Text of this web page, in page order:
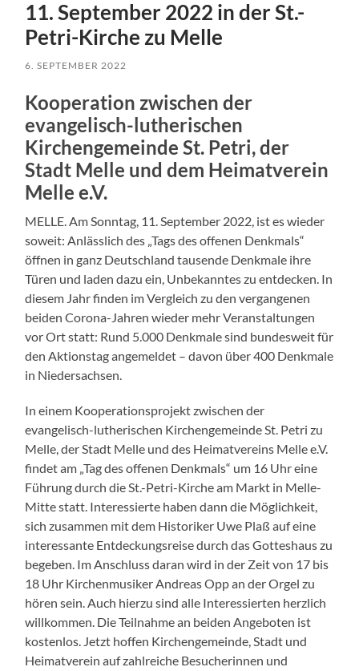
11. September 2022 in der St.-
Petri-Kirche zu Melle
6. SEPTEMBER 2022
Kooperation zwischen der
evangelisch-lutherischen
Kirchengemeinde St. Petri, der
Stadt Melle und dem Heimatverein
Melle e.V.
MELLE. Am Sonntag, 11. September 2022, ist es wieder
soweit: Anlässlich des „Tags des offenen Denkmals“
öffnen in ganz Deutschland tausende Denkmale ihre
Türen und laden dazu ein, Unbekanntes zu entdecken. In
diesem Jahr finden im Vergleich zu den vergangenen
beiden Corona-Jahren wieder mehr Veranstaltungen
vor Ort statt: Rund 5.000 Denkmale sind bundesweit für
den Aktionstag angemeldet – davon über 400 Denkmale
in Niedersachsen.
In einem Kooperationsprojekt zwischen der
evangelisch-lutherischen Kirchengemeinde St. Petri zu
Melle, der Stadt Melle und des Heimatvereins Melle e.V.
findet am „Tag des offenen Denkmals“ um 16 Uhr eine
Führung durch die St.-Petri-Kirche am Markt in Melle-
Mitte statt. Interessierte haben dann die Möglichkeit,
sich zusammen mit dem Historiker Uwe Plaß auf eine
interessante Entdeckungsreise durch das Gotteshaus zu
begeben. Im Anschluss daran wird in der Zeit von 17 bis
18 Uhr Kirchenmusiker Andreas Opp an der Orgel zu
hören sein. Auch hierzu sind alle Interessierten herzlich
willkommen. Die Teilnahme an beiden Angeboten ist
kostenlos. Jetzt hoffen Kirchengemeinde, Stadt und
Heimatverein auf zahlreiche Besucherinnen und